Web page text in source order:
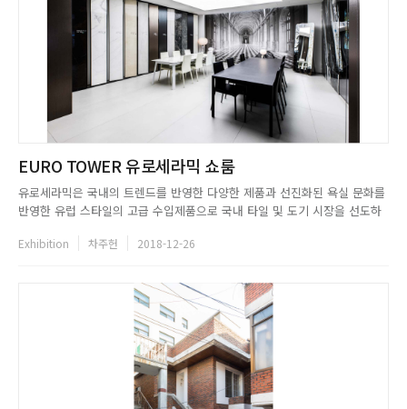
EURO TOWER 유로세라믹 쇼룸
유로세라믹은 국내의 트렌드를 반영한 다양한 제품과 선진화된 욕실 문화를
반영한 유럽 스타일의 고급 수입제품으로 국내 타일 및 도기 시장을 선도하
섬세한 서비스, 고객이 원하는 공간에 대한 고민을 통해 따뜻한 감성 공간을
Exhibition 차주헌 2018-12-26